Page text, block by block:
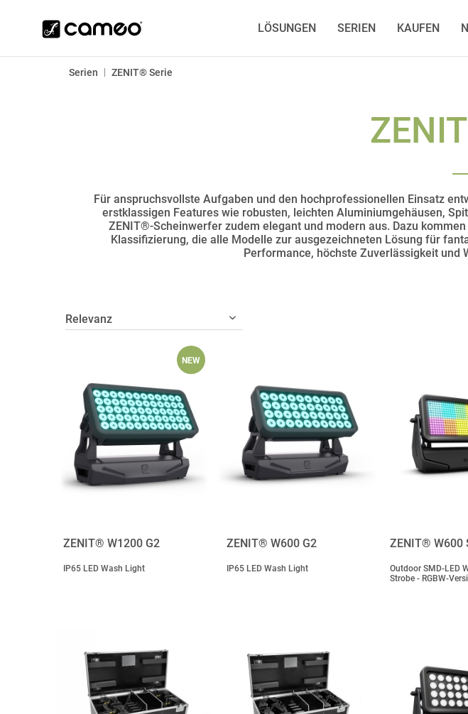
LÖSUNGEN SERIEN KAUFEN
Serien | ZENIT® Serie
Für anspruchsvollste Aufgaben und den hochprofessionellen Einsatz
erstklassigen Features wie robusten, leichten Aluminiumgehäusen,
ZENIT®-Scheinwerfer zudem elegant und modern aus. Dazu
Klassifizierung, die alle Modelle zur ausgezeichneten Lösung für
Performance, höchste Zuverlässigkeit und
NEW
ZENIT® W1200 G2
IP65 LED Wash Light
ZENIT® W600 G2
IP65 LED Wash Light
ZENIT® W600
Outdoor SMD-LED
Strobe - RGBW-